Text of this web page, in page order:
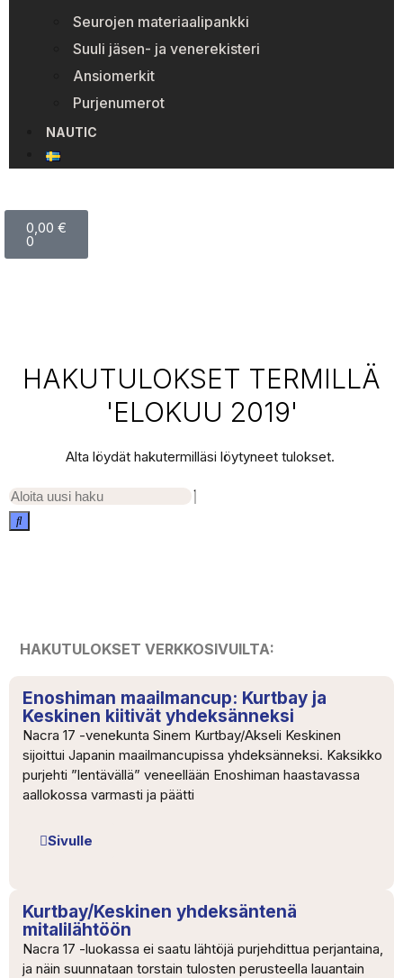
Seurojen materiaalipankki
Suuli jäsen- ja venerekisteri
Ansiomerkit
Purjenumerot
NAUTIC
0,00 €
0
HAKUTULOKSET TERMILLÄ
'ELOKUU 2019'
Alta löydät hakutermilläsi löytyneet tulokset.
HAKUTULOKSET VERKKOSIVUILTA:
Enoshiman maailmancup: Kurtbay ja
Keskinen kiitivät yhdeksänneksi
Nacra 17 -venekunta Sinem Kurtbay/Akseli Keskinen
sijoittui Japanin maailmancupissa yhdeksänneksi. Kaksikko
purjehti ”lentävällä” veneellään Enoshiman haastavassa
aallokossa varmasti ja päätti
Sivulle
Kurtbay/Keskinen yhdeksäntenä
mitalilähtöön
Nacra 17 -luokassa ei saatu lähtöjä purjehdittua perjantaina,
ja näin suunnataan torstain tulosten perusteella lauantain